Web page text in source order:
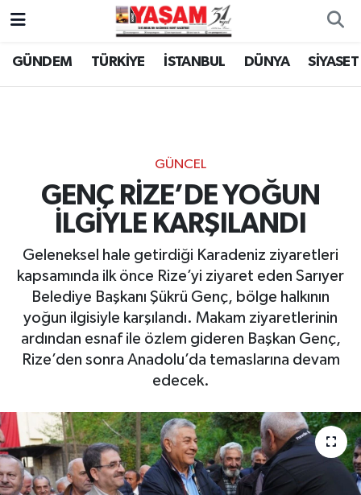
GÜNDEM TÜRKİYE İSTANBUL DÜNYA SİYASET
GÜNCEL
GENÇ RİZE’DE YOĞUN
İLGİYLE KARŞILANDI
Geleneksel hale getirdiği Karadeniz ziyaretleri
kapsamında ilk önce Rize’yi ziyaret eden Sarıyer
Belediye Başkanı Şükrü Genç, bölge halkının
yoğun ilgisiyle karşılandı. Makam ziyaretlerinin
ardından esnaf ile özlem gideren Başkan Genç,
Rize’den sonra Anadolu’da temaslarına devam
edecek.